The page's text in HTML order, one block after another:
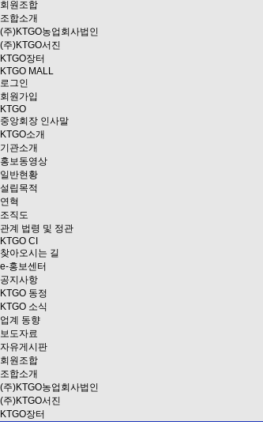
회원조합
조합소개
(주)KTGO농업회사법인
(주)KTGO서진
KTGO장터
KTGO MALL
로그인
회원가입
KTGO
중앙회장 인사말
KTGO소개
기관소개
홍보동영상
일반현황
설립목적
연혁
조직도
관계 법령 및 정관
KTGO CI
찾아오시는 길
e-홍보센터
공지사항
KTGO 동정
KTGO 소식
업계 동향
보도자료
자유게시판
회원조합
조합소개
(주)KTGO농업회사법인
(주)KTGO서진
KTGO장터